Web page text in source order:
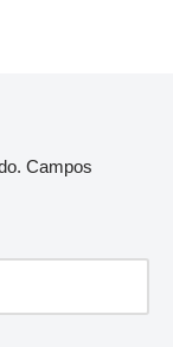
Campos